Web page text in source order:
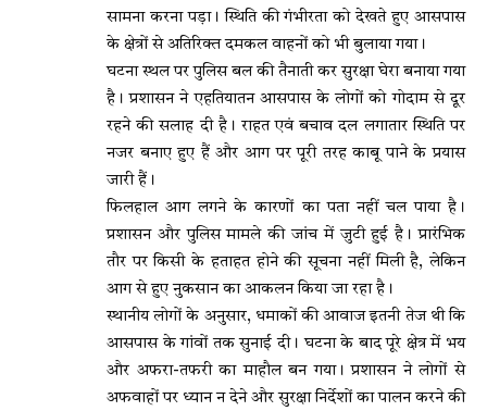
सामना करना पड़ा। स्थिति की गंभीरता को देखते हुए आसपास
के क्षेत्रों से अतिरिक्त दमकल वाहनों को भी बुलाया गया।
घटना स्थल पर पुलिस बल की तैनाती कर सुरक्षा घेरा बनाया गया
है। प्रशासन ने एहतियातन आसपास के लोगों को गोदाम से दूर
रहने की सलाह दी है। राहत एवं बचाव दल लगातार स्थिति पर
नजर बनाए हुए हैं और आग पर पूरी तरह काबू पाने के प्रयास
जारी हैं।
फिलहाल आग लगने के कारणों का पता नहीं चल पाया है।
प्रशासन और पुलिस मामले की जांच में जुटी हुई है। प्रारंभिक
तौर पर किसी के हताहत होने की सूचना नहीं मिली है, लेकिन
आग से हुए नुकसान का आकलन किया जा रहा है।
स्थानीय लोगों के अनुसार, धमाकों की आवाज इतनी तेज थी कि
आसपास के गांवों तक सुनाई दी। घटना के बाद पूरे क्षेत्र में भय
और अफरा-तफरी का माहौल बन गया। प्रशासन ने लोगों से
अफवाहों पर ध्यान न देने और सुरक्षा निर्देशों का पालन करने की